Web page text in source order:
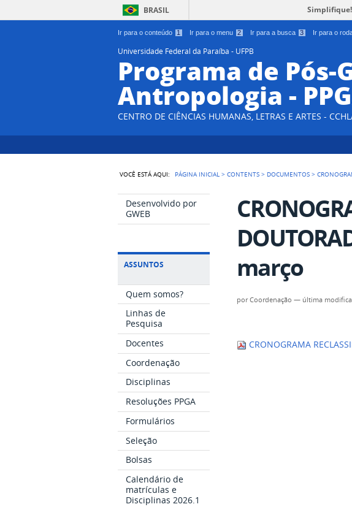
Ir para o conteúdo 1 Ir para o menu 2 Ir para a busca 3 Ir para o
BRASIL Simplifique!
Universidade Federal da Paraíba - UFPB
Programa de Pós-
Antropologia -
CENTRO DE CIÊNCIAS HUMANAS, LETRAS E ARTES -
VOCÊ ESTÁ AQUI: PÁGINA INICIAL >CONTENTS > DOCUMENTOS >
Desenvolvido por
GWEB
ASSUNTOS
Quem somos?
Linhas de
Pesquisa
Docentes
Coordenação
Disciplinas
Resoluções PPGA
Formulários
Seleção
Bolsas
Calendário de
matrículas e
Disciplinas 2026.1
março
porCoordenação — última
CRONOGRAMA